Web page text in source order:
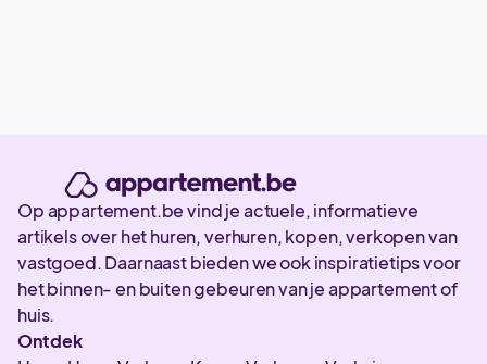
Op appartement.be vind je actuele, informatieve
artikels over het huren, verhuren, kopen, verkopen van
vastgoed. Daarnaast bieden we ook inspiratietips voor
het binnen- en buiten gebeuren van je appartement of
huis.
Ontdek